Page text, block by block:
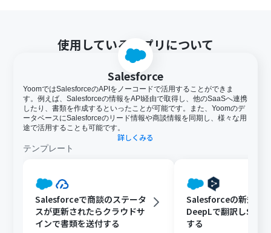
使用しているアプリについて
Salesforce
YoomではSalesforceのAPIをノーコードで活用することができま
す。例えば、Salesforceの情報をAPI経由で取得し、他のSaaSへ連携
したり、書類を作成するといったことが可能です。また、Yoomのデ
ータベースにSalesforceのリード情報や商談情報を同期し、様々な用
途で活用することも可能です。
詳しくみる
テンプレート
Salesforceで商談のステータ
スが更新されたらクラウドサ
インで書類を送付する
Salesforceの新規リ
DeepLで翻訳しSlack
する